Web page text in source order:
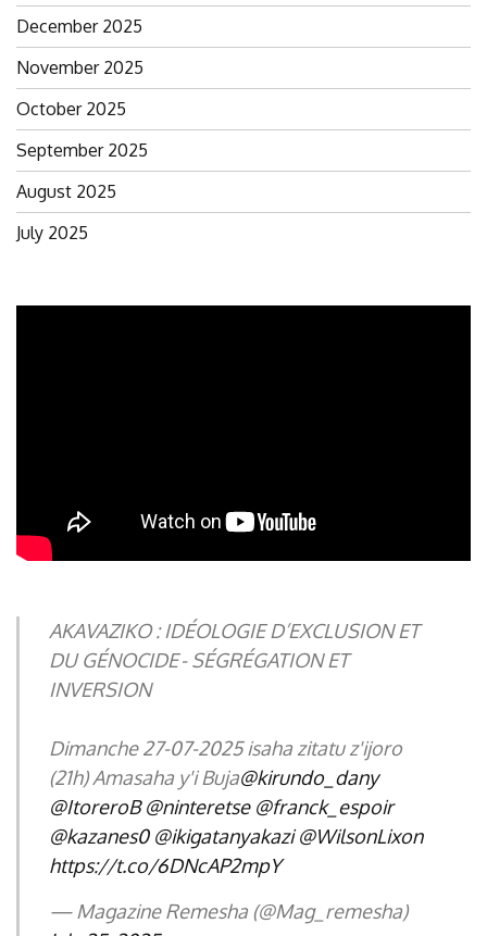
December 2025
November 2025
October 2025
September 2025
August 2025
July 2025
AKAVAZIKO : IDÉOLOGIE D’EXCLUSION ET
DU GÉNOCIDE - SÉGRÉGATION ET
INVERSION
Dimanche 27-07-2025 isaha zitatu z'ijoro
(21h) Amasaha y'i Buja@kirundo_dany
@ItoreroB @ninteretse @franck_espoir
@kazanes0 @ikigatanyakazi @WilsonLixon
https://t.co/6DNcAP2mpY
— Magazine Remesha (@Mag_remesha)